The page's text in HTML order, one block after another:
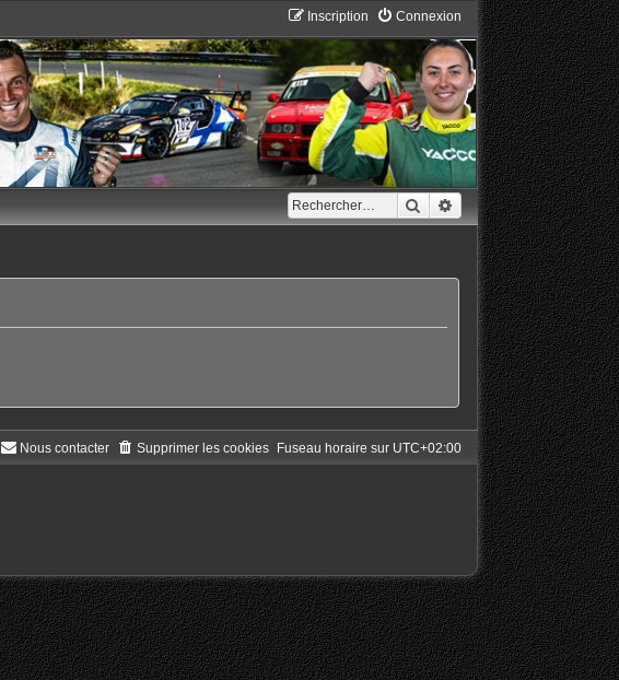
Connexion
Inscription
RechercherRecherche avancée
Fuseau horaire sur UTC+02:00
Supprimer les cookies
Nous contacter